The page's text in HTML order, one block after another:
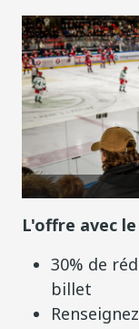
L'offre avec le
30% de
billet